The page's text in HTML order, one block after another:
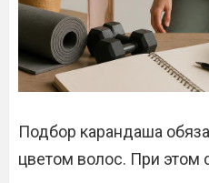
Подбор карандаша
цветом волос. При этом